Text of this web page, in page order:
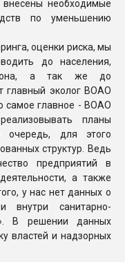
необходимые
по уменьшению
оценки риска, мы
до населения,
а так же до
главный эколог ВОАО
самое главное - ВОАО
планы
очередь, для этого
структур. Ведь
предприятий в
а также
у нас нет данных о
внутри санитарно-
В решении данных
властей и надзорных